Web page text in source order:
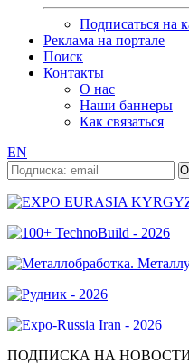
Подписаться на
Реклама на портале
Поиск
Контакты
О нас
Наши баннеры
Как связаться
EN
ПОДПИСКА НА